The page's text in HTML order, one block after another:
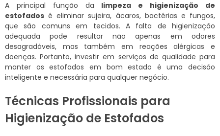
A principal função da limpeza e higienização de
estofados é eliminar sujeira, ácaros, bactérias e fungos,
que são comuns em tecidos. A falta de higienização
adequada pode resultar não apenas em odores
desagradáveis, mas também em reações alérgicas e
doenças. Portanto, investir em serviços de qualidade para
manter os estofados em bom estado é uma decisão
inteligente e necessária para qualquer negócio.
Técnicas Profissionais para
Higienização de Estofados